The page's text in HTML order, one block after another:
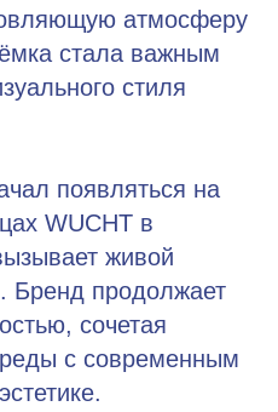
атмосферу
стала важным
стиля
появляться на
WUCHT в
живой
Бренд продолжает
сочетая
с современным